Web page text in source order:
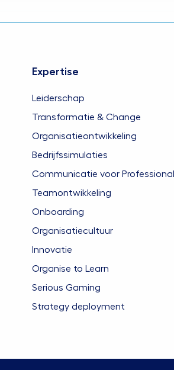
Expertise
Leiderschap
Transformatie & Change
Organisatieontwikkeling
Bedrijfssimulaties
Communicatie voor
Teamontwikkeling
Onboarding
Organisatiecultuur
Innovatie
Organise to Learn
Serious Gaming
Strategy deployment